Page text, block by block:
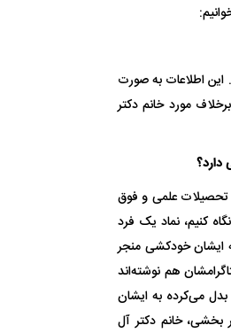
این اطلاعات به صورت
مورد خانم دکتر
تحصیلات علمی و فوق
کنیم، نماد یک فرد
ایشان خودکشی منجر
هم نوشته‌اند
بدل می‌کرده به ایشان
بخشی، خانم دکتر آل